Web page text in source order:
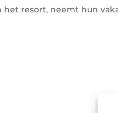
het resort, neemt hun